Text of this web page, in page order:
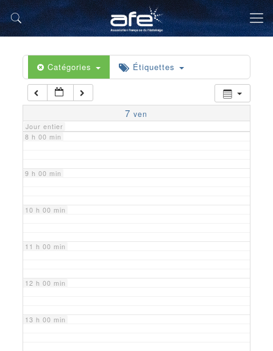
Catégories Étiquettes
7 ven
Jour entier
5 h 00 min
6 h 00 min
7 h 00 min
8 h 00 min
9 h 00 min
10 h 00 min
11 h 00 min
12 h 00 min
13 h 00 min